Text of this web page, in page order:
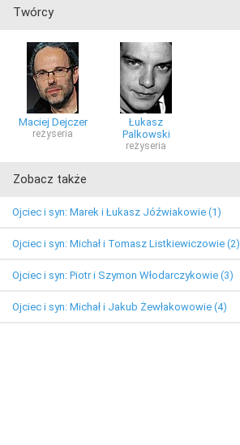
Twórcy
Maciej Dejczer
reżyseria
Łukasz
Palkowski
reżyseria
Zobacz także
Ojciec i syn: Marek i Łukasz Jóźwiakowie (1)
Ojciec i syn: Michał i Tomasz Listkiewiczowie (2)
Ojciec i syn: Piotr i Szymon Włodarczykowie (3)
Ojciec i syn: Michał i Jakub Żewłakowowie (4)